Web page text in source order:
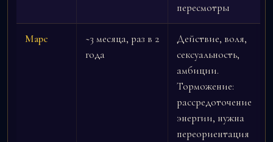
пересмотры
Марс
~3 месяца, раз в 2
года
Действие, воля,
сексуальность,
амбиции.
Торможение:
рассредоточение
энергии, нужна
переориентация